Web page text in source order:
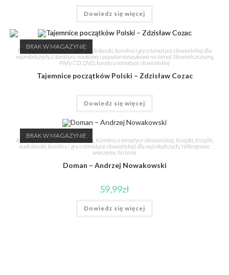
Dowiedz się więcej
BRAK W MAGAZYNIE
Filmy o Słowianach, Książki, audiobooki, komiksy i gry o tematyce słowiańskiej dla
najmłodszych, Literatura naukowa i popularnonaukowa na temat Słowiańszczyzny,
Płyty CD, DVD, kasety o tematyce słowiańskiej
Tajemnice początków Polski – Zdzisław Cozac
Dowiedz się więcej
BRAK W MAGAZYNIE
Albumy, Beletrystyka słowiańska Komiksy o tematyce słowiańskiej, Książki, Książki,
audiobooki, komiksy i gry o tematyce słowiańskiej dla najmłodszych Wikingowie:
wierzenia, historia
Doman – Andrzej Nowakowski
59,99zł
Dowiedz się więcej